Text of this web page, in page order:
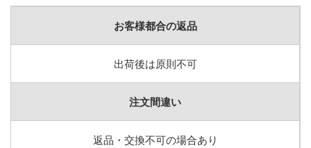
お客様都合の返品
出荷後は原則不可
注文間違い
返品・交換不可の場合あり